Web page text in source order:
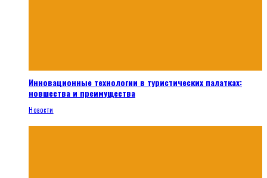
Инновационные технологии в туристических палатках:
новшества и преимущества
Новости